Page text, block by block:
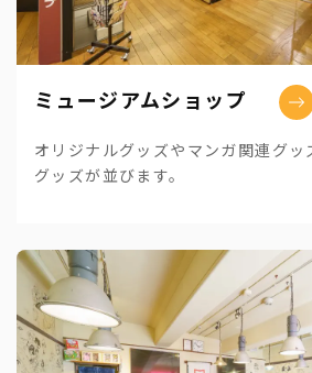
ミュージアムショップ
オリジナルグッズやマンガ関連グ
グッズが並びます。